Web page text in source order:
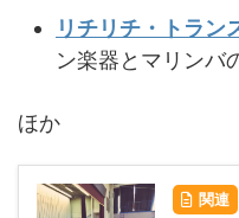
リチリチ・トラン
ン楽器とマリンバ
ほか
関連